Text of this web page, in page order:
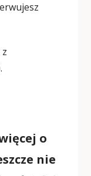
o
nie